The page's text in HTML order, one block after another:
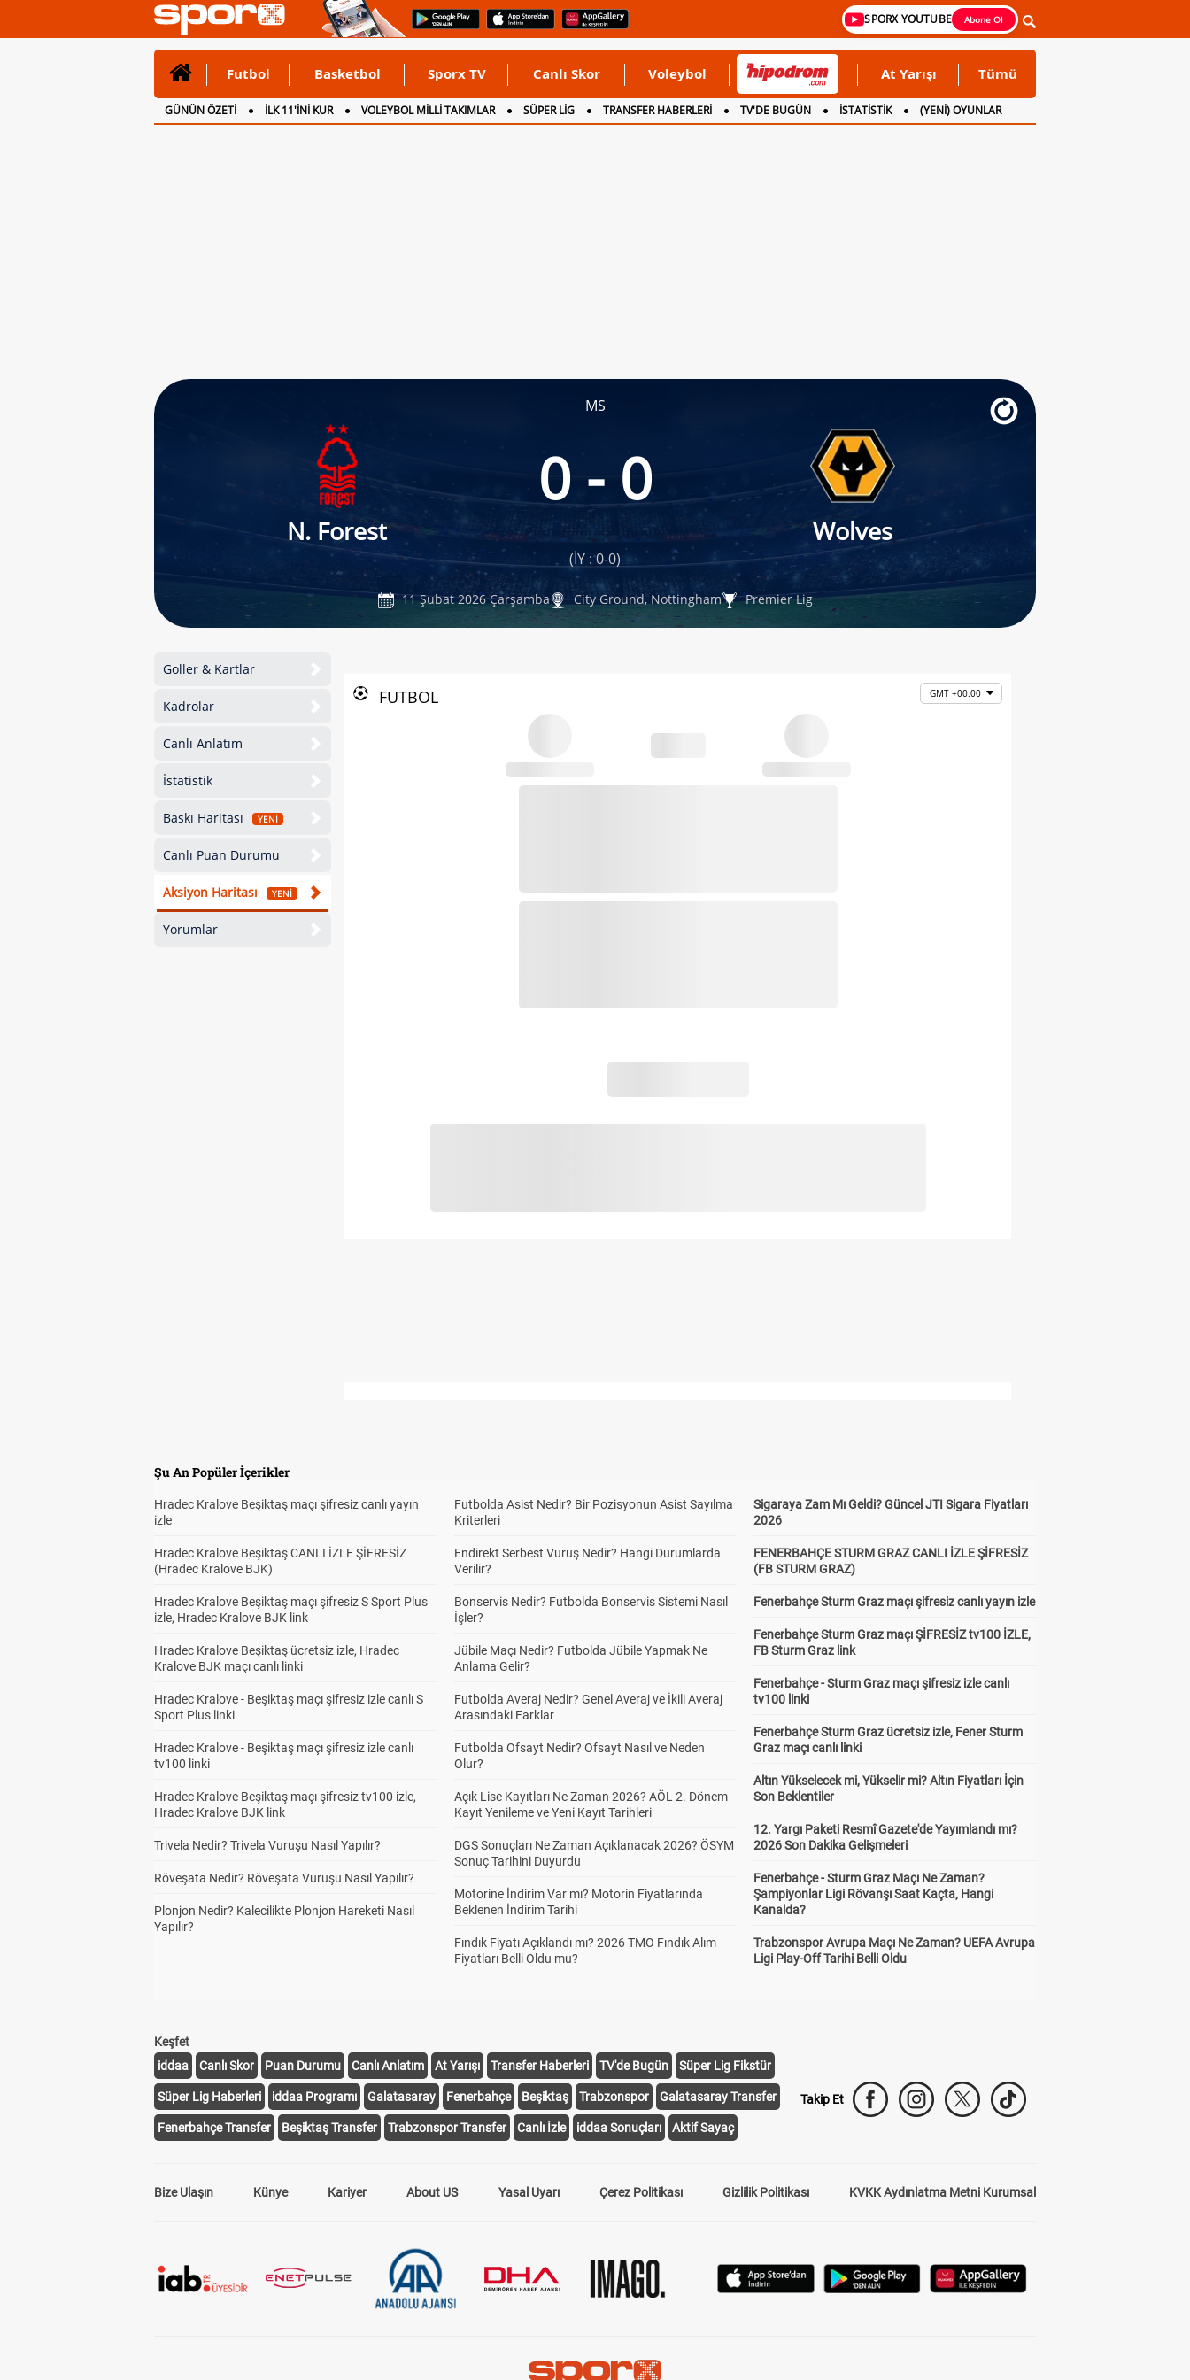
SPORX YOUTUBE Abone Ol
Futbol Basketbol Sporx TV Canlı Skor Voleybol At Yarışı Tümü
GÜNÜN ÖZETİ İLK 11'İNİ KUR VOLEYBOL MİLLİ TAKIMLAR SÜPER LİG TRANSFER HABERLERİ TV'DE BUGÜN İSTATİSTİK
(YENİ) OYUNLAR
CANLI ANLATIM
İNGİLTERE
MS
N. Forest
0 - 0
Wolves
(İY : 0-0)
11 Şubat 2026 Çarşamba City Ground, Nottingham Premier Lig
Goller & Kartlar
Kadrolar
Canlı Anlatım
İstatistik
Baskı Haritası YENİ
Canlı Puan Durumu
Aksiyon Haritası YENİ
Yorumlar
FUTBOL GMT +00:00
Şu An Popüler İçerikler
Hradec Kralove Beşiktaş maçı şifresiz canlı yayın
izle
Hradec Kralove Beşiktaş CANLI İZLE ŞİFRESİZ
(Hradec Kralove BJK)
Hradec Kralove Beşiktaş maçı şifresiz S Sport Plus
izle, Hradec Kralove BJK link
Hradec Kralove Beşiktaş ücretsiz izle, Hradec
Kralove BJK maçı canlı linki
Hradec Kralove - Beşiktaş maçı şifresiz izle canlı S
Sport Plus linki
Hradec Kralove - Beşiktaş maçı şifresiz izle canlı
tv100 linki
Hradec Kralove Beşiktaş maçı şifresiz tv100 izle,
Hradec Kralove BJK link
Trivela Nedir? Trivela Vuruşu Nasıl Yapılır?
Röveşata Nedir? Röveşata Vuruşu Nasıl Yapılır?
Plonjon Nedir? Kalecilikte Plonjon Hareketi Nasıl
Yapılır?
Futbolda Asist Nedir? Bir Pozisyonun Asist Sayılma
Kriterleri
Endirekt Serbest Vuruş Nedir? Hangi Durumlarda
Verilir?
Bonservis Nedir? Futbolda Bonservis Sistemi Nasıl
İşler?
Jübile Maçı Nedir? Futbolda Jübile Yapmak Ne
Anlama Gelir?
Futbolda Averaj Nedir? Genel Averaj ve İkili Averaj
Arasındaki Farklar
Futbolda Ofsayt Nedir? Ofsayt Nasıl ve Neden
Olur?
Açık Lise Kayıtları Ne Zaman 2026? AÖL 2. Dönem
Kayıt Yenileme ve Yeni Kayıt Tarihleri
DGS Sonuçları Ne Zaman Açıklanacak 2026? ÖSYM
Sonuç Tarihini Duyurdu
Motorine İndirim Var mı? Motorin Fiyatlarında
Beklenen İndirim Tarihi
Fındık Fiyatı Açıklandı mı? 2026 TMO Fındık Alım
Fiyatları Belli Oldu mu?
Sigaraya Zam Mı Geldi? Güncel JTI Sigara Fiyatları
2026
FENERBAHÇE STURM GRAZ CANLI İZLE ŞİFRESİZ
(FB STURM GRAZ)
Fenerbahçe Sturm Graz maçı şifresiz canlı yayın izle
Fenerbahçe Sturm Graz maçı ŞİFRESİZ tv100 İZLE,
FB Sturm Graz link
Fenerbahçe - Sturm Graz maçı şifresiz izle canlı
tv100 linki
Fenerbahçe Sturm Graz ücretsiz izle, Fener Sturm
Graz maçı canlı linki
Altın Yükselecek mi, Yükselir mi? Altın Fiyatları İçin
Son Beklentiler
12. Yargı Paketi Resmî Gazete'de Yayımlandı mı?
2026 Son Dakika Gelişmeleri
Fenerbahçe - Sturm Graz Maçı Ne Zaman?
Şampiyonlar Ligi Rövanşı Saat Kaçta, Hangi
Kanalda?
Trabzonspor Avrupa Maçı Ne Zaman? UEFA Avrupa
Ligi Play-Off Tarihi Belli Oldu
Keşfet
iddaa
Canlı Skor Puan Durumu Canlı Anlatım At Yarışı Transfer Haberleri TV'de Bugün Süper Lig Fikstür
Süper Lig Haberleri iddaa Programı Galatasaray Fenerbahçe Beşiktaş Trabzonspor Galatasaray Transfer
Fenerbahçe Transfer Beşiktaş Transfer Trabzonspor Transfer Canlı İzle iddaa Sonuçları Aktif Sayaç
Takip Et
Bize Ulaşın Künye Kariyer About US Yasal Uyarı Çerez Politikası Gizlilik Politikası KVKK Aydınlatma Metni Kurumsal